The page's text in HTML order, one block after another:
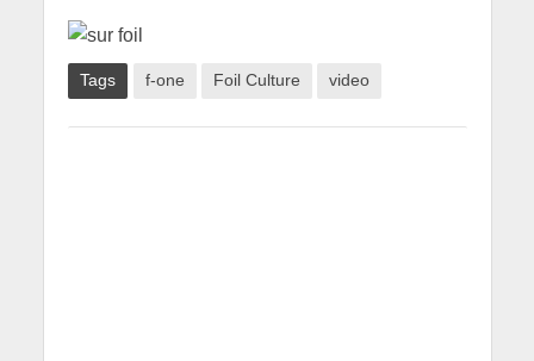
Tags f-one Foil Culture video